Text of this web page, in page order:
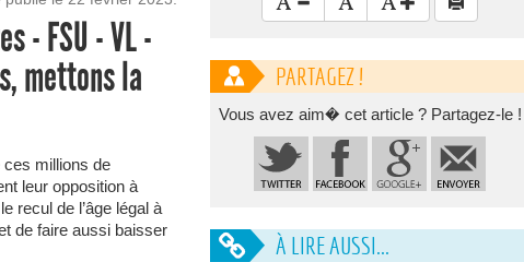
- FSU - VL -
mettons la
ces millions de
leur opposition à
recul de l’âge légal à
de faire aussi baisser
PARTAGEZ !
Vous avez aim� cet article ? Partagez-le !
À LIRE AUSSI...